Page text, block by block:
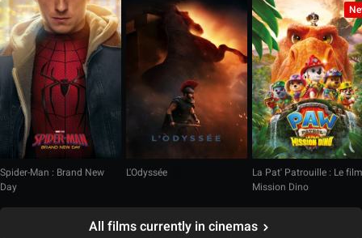
Spider-Man : Brand New
Day
L'Odyssée
La Pat' Patrouille : Le film
Mission Dino
All films currently in cinemas